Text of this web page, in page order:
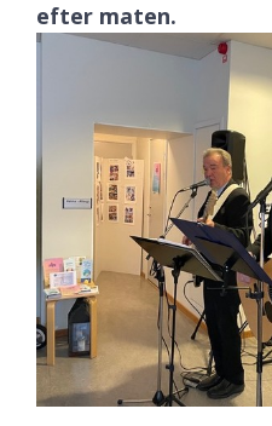
efter maten.